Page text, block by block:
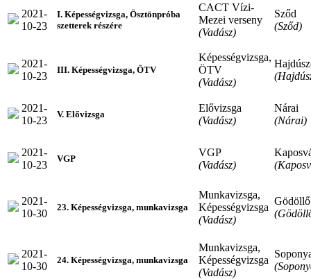
2021-
10-23
I. Képességvizsga, Ösztönpróba
szetterek részére
CACT Vízi-
Mezei verseny
(Vadász)
Sződ
(Sződ)
2021-
10-23
III. Képességvizsga, ÖTV
Képességvizsga,
ÖTV
(Vadász)
2021-
10-23
V. Elővizsga
Elővizsga
(Vadász)
Nárai
(Nárai)
2021-
10-23
VGP
VGP
(Vadász)
2021-
10-30
23. Képességvizsga, munkavizsga
Munkavizsga,
Képességvizsga
(Vadász)
Gödöllő
2021-
10-30
24. Képességvizsga, munkavizsga
Munkavizsga,
Képességvizsga
(Vadász)